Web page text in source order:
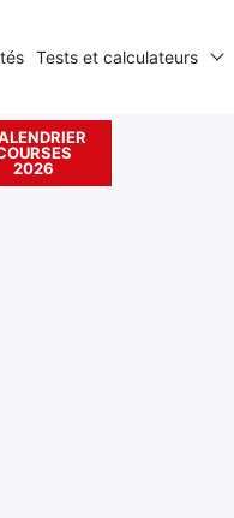
Tests et calculateurs
2026